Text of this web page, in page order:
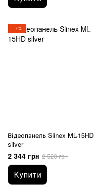
−7%
Відеопанель Slinex ML-15HD
silver
2 344 грн 2 520 грн
Купити